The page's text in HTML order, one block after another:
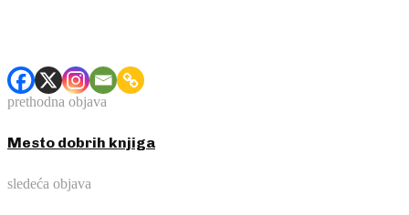
prethodna objava
Mesto dobrih knjiga
sledeća objava